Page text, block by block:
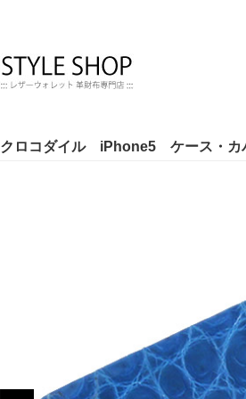
クロコダイル iPhone5 ケース・